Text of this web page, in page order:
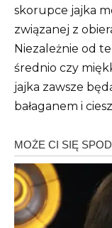
skorupce jajka
związanej z
Niezależnie od
średnio czy
jajka zawsze
bałaganem i